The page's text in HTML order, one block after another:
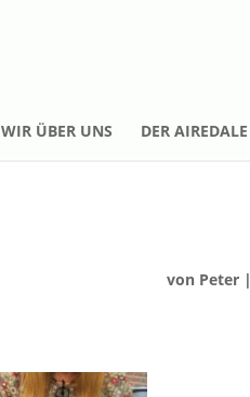
WIR ÜBER UNS DER AIREDALE
von Peter|